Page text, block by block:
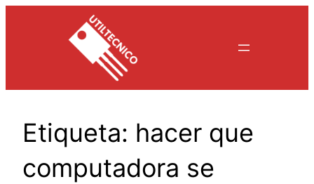
Etiqueta: hacer que
computadora se